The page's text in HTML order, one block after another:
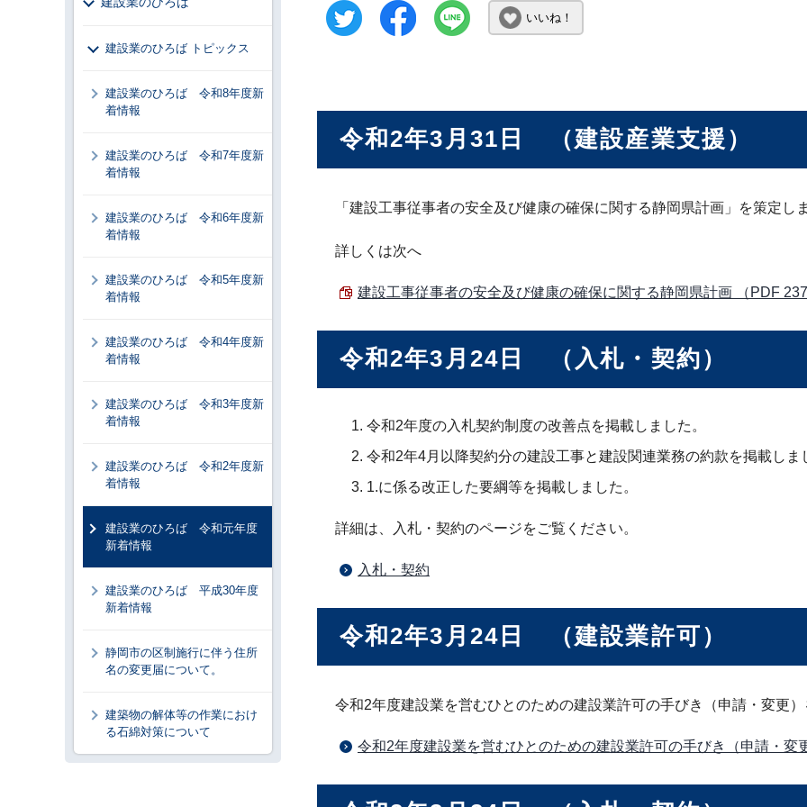
いいね！
令和2年3月31日 （建設産業支援）
「建設工事従事者の安全及び健康の確保に関する静岡県計画」を策定し
詳しくは次へ
建設工事従事者の安全及び健康の確保に関する静岡県計画 （PDF
令和2年3月24日 （入札・契約）
令和2年度の入札契約制度の改善点を掲載しました。
令和2年4月以降契約分の建設工事と建設関連業務の約款を掲載しま
1.に係る改正した要綱等を掲載しました。
詳細は、入札・契約のページをご覧ください。
入札・契約
令和2年3月24日 （建設業許可）
令和2年度建設業を営むひとのための建設業許可の手びき（申請・変更
令和2年度建設業を営むひとのための建設業許可の手びき（申請・変
建設業のひろば トピックス
建設業のひろば 令和8年度新
着情報
建設業のひろば 令和7年度新
着情報
建設業のひろば 令和6年度新
着情報
建設業のひろば 令和5年度新
着情報
建設業のひろば 令和4年度新
着情報
建設業のひろば 令和3年度新
着情報
建設業のひろば 令和2年度新
着情報
建設業のひろば 令和元年度
新着情報
建設業のひろば 平成30年度
新着情報
静岡市の区制施行に伴う住所
名の変更届について。
建築物の解体等の作業におけ
る石綿対策について